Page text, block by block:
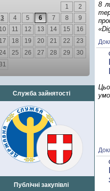
1
2
3
4 5 6 7 8
9
10
11 12 13 14 15
16
17
18 19 20 21 22
23
25 26 27 28 29
30
Служба зайнятості
Публічні закупівлі
8